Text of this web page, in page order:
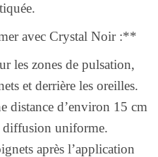
avec Crystal Noir :**
les zones de pulsation,
et derrière les oreilles.
distance d’environ 15 cm
diffusion uniforme.
après l’application